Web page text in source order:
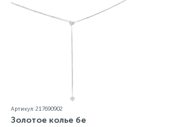
Артикул: 217690902
Золотое колье бе